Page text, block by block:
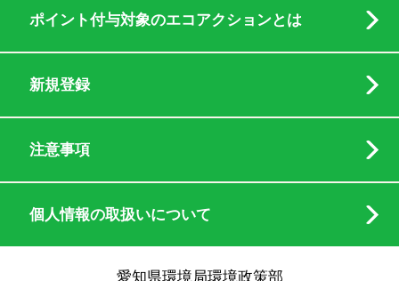
ポイント付与対象のエコアクションとは
新規登録
注意事項
個人情報の取扱いについて
愛知県環境局環境政策部